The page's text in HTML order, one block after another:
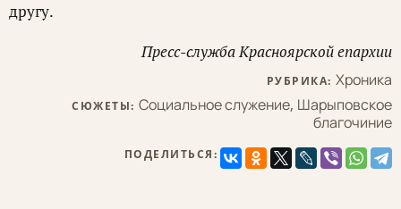
другу.
Пресс-служба Красноярской епархии
РУБРИКА: Хроника
СЮЖЕТЫ: Социальное служение, Шарыповское
благочиние
ПОДЕЛИТЬСЯ: